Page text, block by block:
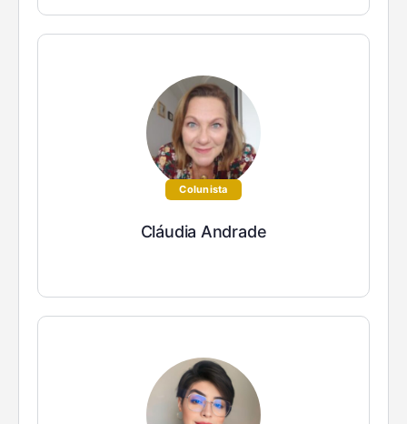
Colunista
Cláudia Andrade